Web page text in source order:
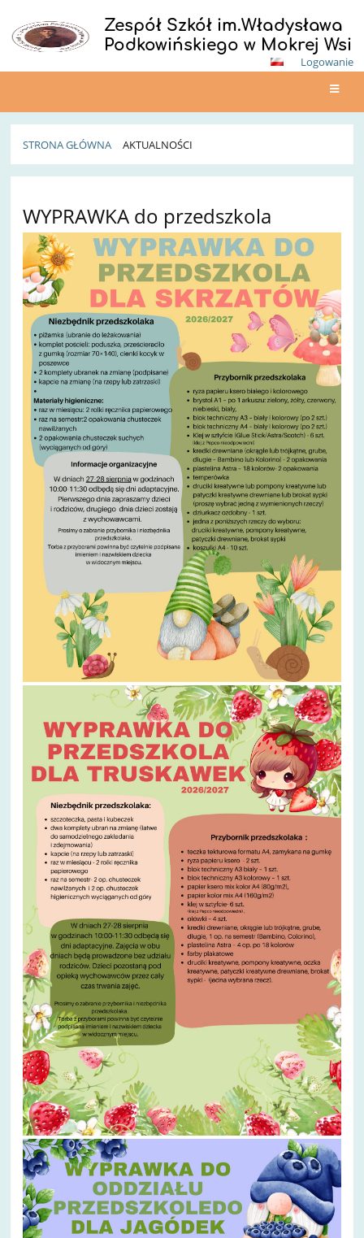
Zespół Szkół im.Władysława
Podkowińskiego w Mokrej Wsi
Logowanie
STRONA GŁÓWNA AKTUALNOŚCI
WYPRAWKA do przedszkola